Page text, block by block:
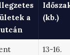
a
utcán
(kb.)
13-16.